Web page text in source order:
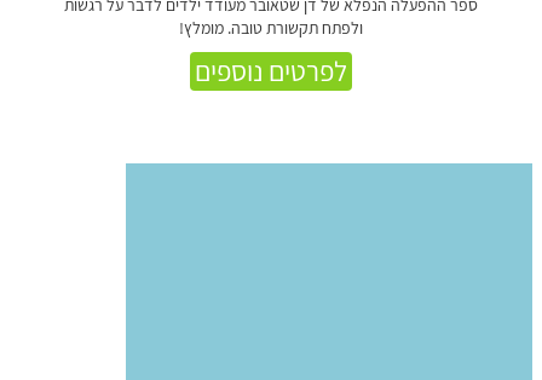
ספר ההפעלה הנפלא של דן שטאובר מעודד ילדים לדבר על רגשות
ולפתח תקשורת טובה. מומלץ!
לפרטים נוספים